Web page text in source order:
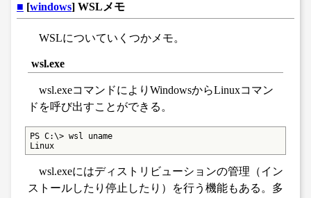
■ [windows] WSLメモ
WSLについていくつかメモ。
wsl.exe
wsl.exeコマンドによりWindowsからLinuxコマン
ドを呼び出すことができる。
PS C:\> wsl uname
Linux
wsl.exeにはディストリビューションの管理（イン
ストールしたり停止したり）を行う機能もある。多